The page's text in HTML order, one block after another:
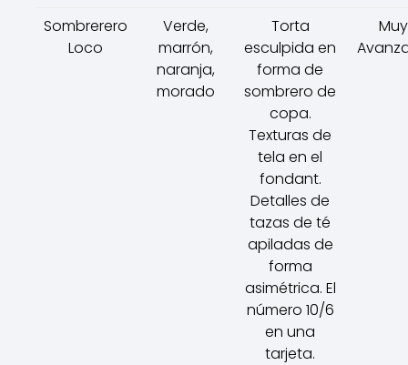
Sombrerero
Loco
Verde,
marrón,
naranja,
morado
Torta
esculpida en
forma de
sombrero de
copa.
Texturas de
tela en el
fondant.
Detalles de
tazas de té
apiladas de
forma
asimétrica. El
número 10/6
en una
tarjeta.
Muy